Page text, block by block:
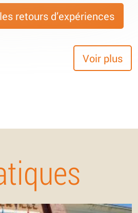
retours d’expériences
Voir plus